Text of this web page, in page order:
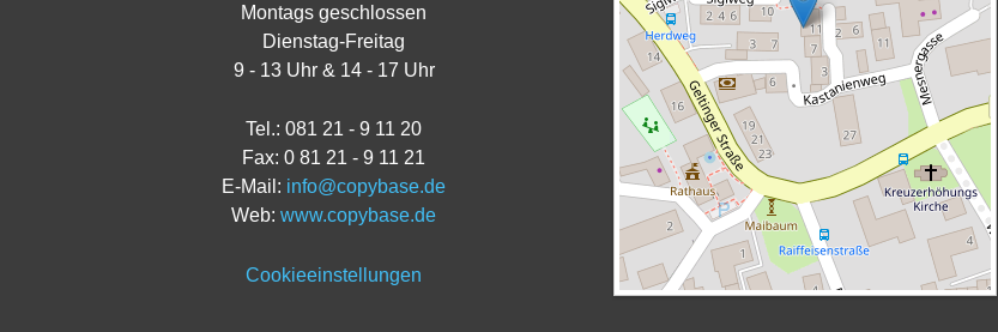
Montags geschlossen
Dienstag-Freitag
9 - 13 Uhr & 14 - 17 Uhr
Tel.: 081 21 - 9 11 20
Fax: 0 81 21 - 9 11 21
E-Mail: info@copybase.de
Web:www.copybase.de
Cookieeinstellungen